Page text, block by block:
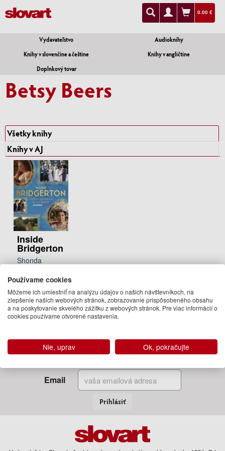
0.00 €
Vydavateľstvo
Audioknihy
Knihy v slovenčine a češtine
Knihy v angličtine
Doplnkový tovar
Betsy Beers
Všetky knihy
Knihy v AJ
Inside
Bridgerton
Shonda
Beers
32.50 €
Na sklade
Zadajte Váš email
Email
Prihlásiť
Používame cookies
Môžeme ich umiestniť na analýzu údajov o našich návštevníkoch, na
zlepšenie našich webových stránok, zobrazovanie prispôsobeného obsahu
a na poskytovanie skvelého zážitku z webových stránok. Pre viac informácií o
cookies používame otvorené nastavenia.
Nie, uprav Ok, pokračujte